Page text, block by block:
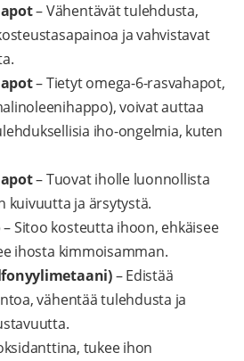
– Vähentävät tulehdusta,
ja vahvistavat
– Tietyt omega-6-rasvahapot,
voivat auttaa
iho-ongelmia, kuten
– Tuovat iholle luonnollista
kuivuutta ja ärsytystä.
– Sitoo kosteutta ihoon, ehkäisee
ihosta kimmoisamman.
– Edistää
vähentää tulehdusta ja
tukee ihon